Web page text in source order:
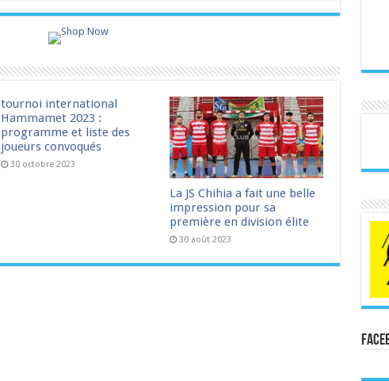
tournoi international
Hammamet 2023 :
programme et liste des
joueurs convoqués
30 octobre 2023
La JS Chihia a fait une belle
impression pour sa
première en division élite
30 août 2023